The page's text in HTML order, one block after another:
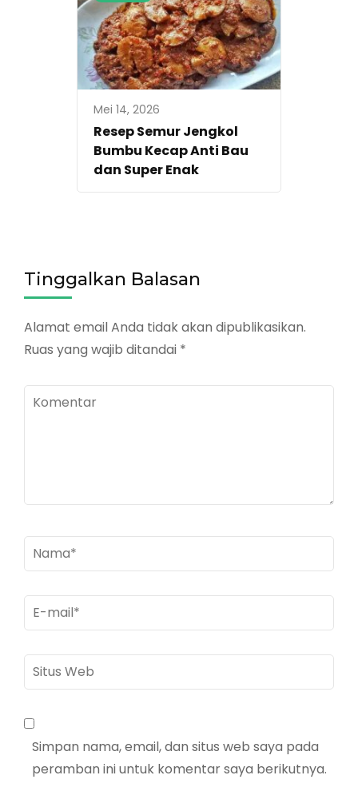
Mei 14, 2026
Resep Semur Jengkol
Bumbu Kecap Anti Bau
dan Super Enak
Tinggalkan Balasan
Alamat email Anda tidak akan dipublikasikan.
Ruas yang wajib ditandai *
Komentar
Nama*
E-
mail*
Situs
Web
Simpan nama, email, dan situs web saya pada
peramban ini untuk komentar saya berikutnya.